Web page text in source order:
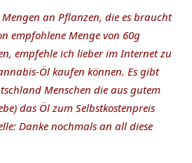
an Pflanzen, die es braucht
empfohlene Menge von 60g
empfehle ich lieber im Internet zu
Öl kaufen können. Es gibt
Menschen die aus gutem
das Öl zum Selbstkostenpreis
Danke nochmals an all diese